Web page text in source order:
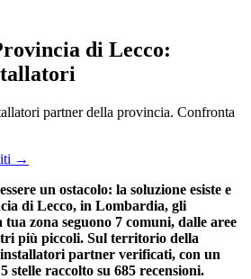
di Lecco:
partner della provincia. Confronta
→
un ostacolo: la soluzione esiste e
di Lecco, in Lombardia, gli
zona seguono 7 comuni, dalle aree
più piccoli. Sul territorio della
partner verificati, con un
stelle raccolto su 685 recensioni.